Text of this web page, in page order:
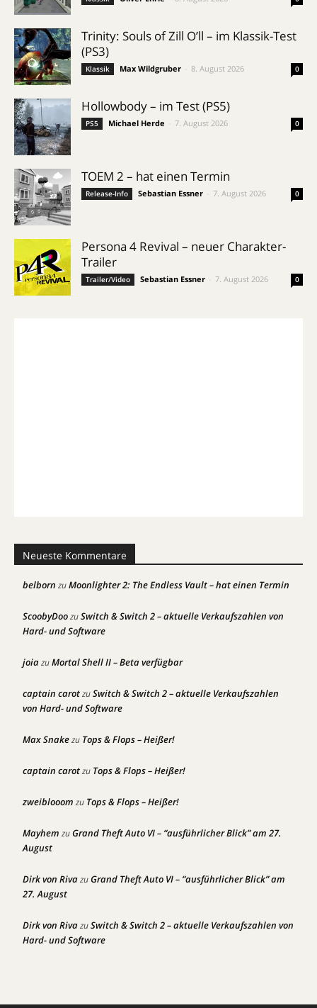
Trinity: Souls of Zill O’ll – im Klassik-Test
(PS3)
Klassik Max Wildgruber 8. August 2026 0
Hollowbody – im Test (PS5)
PS5 Michael Herde 7. August 2026 0
TOEM 2 – hat einen Termin
Release-Info Sebastian Essner 7. August 2026 0
Persona 4 Revival – neuer Charakter-
Trailer
Trailer/Video Sebastian Essner 7. August 2026 0
Neueste Kommentare
belborn zuMoonlighter 2: The Endless Vault – hat einen Termin
ScoobyDoozuSwitch & Switch 2 – aktuelle Verkaufszahlen von
Hard- und Software
joiazuMortal Shell II – Beta verfügbar
captain carotzuSwitch & Switch 2 – aktuelle Verkaufszahlen
von Hard- und Software
Max Snakezu Tops & Flops – Heißer!
captain carotzu Tops & Flops – Heißer!
zweiblooom zu Tops & Flops – Heißer!
Mayhem zuGrand Theft Auto VI – “ausführlicher Blick” am 27.
August
Dirk von RivazuGrand Theft Auto VI – “ausführlicher Blick” am
27. August
Dirk von RivazuSwitch & Switch 2 – aktuelle Verkaufszahlen von
Hard- und Software